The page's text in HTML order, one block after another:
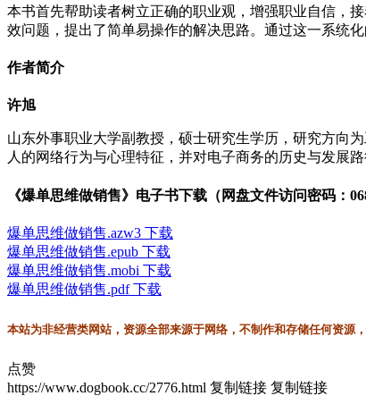
本书首先帮助读者树立正确的职业观，增强职业自信，
效问题，提出了简单易操作的解决思路。通过这一系统
作者简介
许旭
山东外事职业大学副教授，硕士研究生学历，研究方向
人的网络行为与心理特征，并对电子商务的历史与发展
《爆单思维做销售》电子书下载（网盘文件访问密码：
爆单思维做销售.azw3 下载
爆单思维做销售.epub 下载
爆单思维做销售.mobi 下载
爆单思维做销售.pdf 下载
本站为非经营类网站，资源全部来源于网络，不制作和存储任何资源
点赞
https://www.dogbook.cc/2776.html 复制链接 复制链接